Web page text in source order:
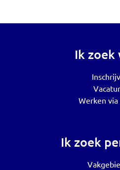
Ik zoek
Werken
Ik zoek